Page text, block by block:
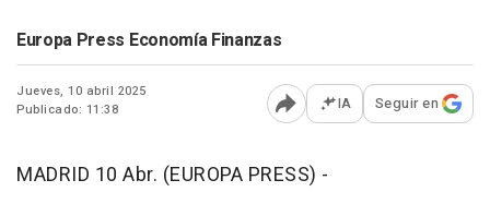
Europa Press Economía Finanzas
Jueves, 10 abril 2025
Publicado: 11:38
Abrir opciones para
IA Seguir en
MADRID 10 Abr. (EUROPA PRESS) -